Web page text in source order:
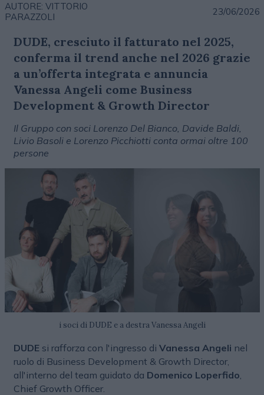
AUTORE: VITTORIO
PARAZZOLI
23/06/2026
DUDE, cresciuto il fatturato nel 2025,
conferma il trend anche nel 2026 grazie
a un’offerta integrata e annuncia
Vanessa Angeli come Business
Development & Growth Director
Il Gruppo con soci Lorenzo Del Bianco, Davide Baldi,
Livio Basoli e Lorenzo Picchiotti conta ormai oltre 100
persone
i soci di DUDE e a destra Vanessa Angeli
DUDEsi rafforza con l'ingresso di Vanessa Angeli nel
ruolo di Business Development & Growth Director,
all'interno del team guidato da Domenico Loperfido
Chief Growth Officer.